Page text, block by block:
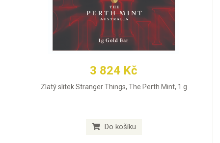
3 824 Kč
Zlatý slitek Stranger Things, The Perth Mint, 1 g
Do košíku